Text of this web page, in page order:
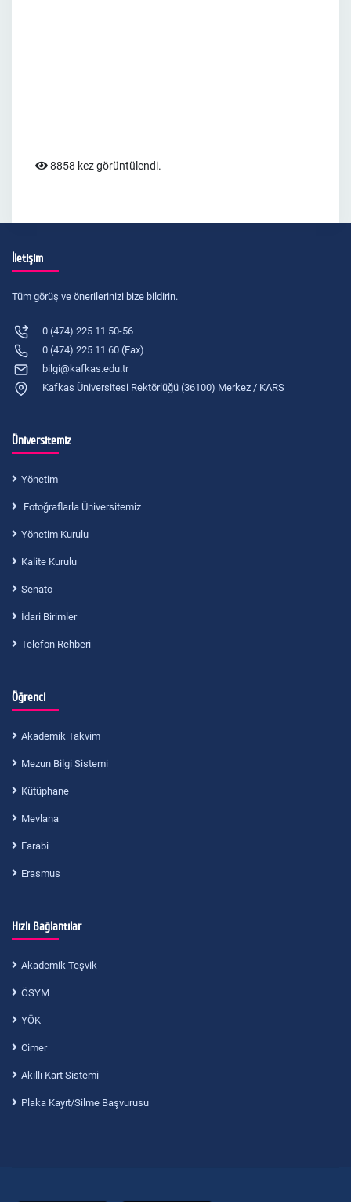
8858 kez görüntülendi.
İletişim
Tüm görüş ve önerilerinizi bize bildirin.
0 (474) 225 11 50-56
0 (474) 225 11 60 (Fax)
bilgi@kafkas.edu.tr
Kafkas Üniversitesi Rektörlüğü (36100) Merkez / KARS
Üniversitemiz
Yönetim
Fotoğraflarla Üniversitemiz
Yönetim Kurulu
Kalite Kurulu
Senato
İdari Birimler
Telefon Rehberi
Öğrenci
Akademik Takvim
Mezun Bilgi Sistemi
Kütüphane
Mevlana
Farabi
Erasmus
Hızlı Bağlantılar
Akademik Teşvik
ÖSYM
YÖK
Cimer
Akıllı Kart Sistemi
Plaka Kayıt/Silme Başvurusu